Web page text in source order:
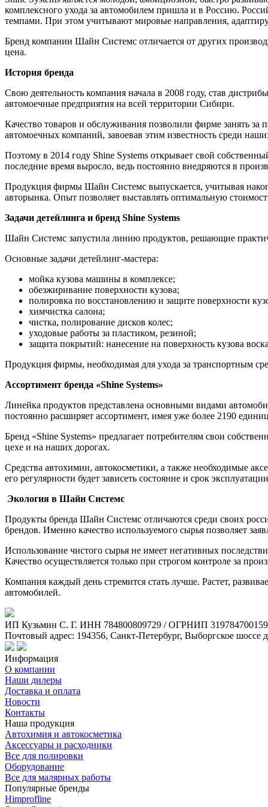
комплексного ухода за автомобилем пришла и в Россию.
темпами. При этом учитывают мировые направления,
Бренд компании Шайн Системс отличается от других
цена.
История бренда
Свою деятельность компания начала в 2008 году, став
автомоечные предприятия на всей территории Сибири.
Качество товаров и обслуживания позволили фирме занять
автомоечных компаний, завоевав этим известность среди
Поэтому в 2014 году Shine Systems открывает свой
последние время выросло, ведь постоянно внедряются в
Продукция фирмы Шайн Системс выпускается, учитывая
авторынка. Опыт позволяет выставлять оптимальную
Задачи детейлинга и бренд Shine Systems
Шайн Системс запустила линию продуктов, решающие
Основные задачи детейлинг-мастера:
мойка кузова машины в комплексе;
обезжиривание поверхности кузова;
полировка по восстановлению и защите поверхности
химчистка салона;
чистка, полирование дисков колес;
уходовые работы за пластиком, резиной;
защита покрытий: нанесение на поверхность кузова
Продукция фирмы, необходимая для ухода за транспортным
Ассортимент бренда «Shine Systems»
Линейка продуктов представлена основными видами
постоянно расширяет ассортимент, имея уже более 2190
Бренд «Shine Systems» предлагает потребителям свои
цехе и на наших дорогах.
Средства автохимии, автокосметики, а также необходимые
его регулярности будет зависеть состояние и срок
Экология в Шайн Системс
Продукты бренда Шайн Системс отличаются среди своих
брендов. Именно качество используемого сырья позволяет
Использование чистого сырья не имеет негативных
Качество осуществляется только при строгом контроле за
Компания каждый день стремится стать лучше. Растет,
автомобилей.
ИП Кузьмин C. Г. ИНН 784800809729 / ОГРНИП
Почтовый адрес: 194356, Санкт-Петербург, Выборгское шоссе
Информация
О компании
Наши дилеры
Доставка и оплата
Новости
Контакты
Наша продукция
Автохимия и автокосметика
Аксессуары и расходники
Все для полировки
Оборудование
Все для малярных работы
Популярные бренды
Himprofline